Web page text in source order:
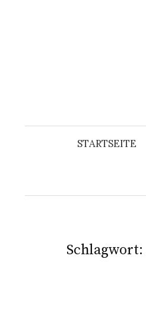
STARTSEITE
Schlagwort: